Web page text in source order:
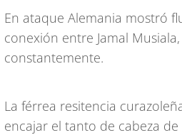
En ataque Alemania mostró
conexión entre Jamal
constantemente.
La férrea resitencia
encajar el tanto de cabeza